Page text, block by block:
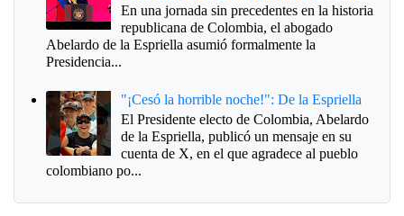
En una jornada sin precedentes en la historia
republicana de Colombia, el abogado
Abelardo de la Espriella asumió formalmente la
Presidencia...
"¡Cesó la horrible noche!": De la Espriella
El Presidente electo de Colombia, Abelardo
de la Espriella, publicó un mensaje en su
cuenta de X, en el que agradece al pueblo
colombiano po...